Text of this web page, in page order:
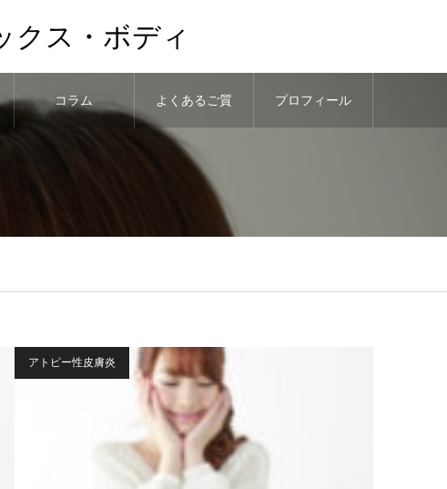
ス・ボディ
コラム よくあるご質
問
プロフィール
アトピー性皮膚炎